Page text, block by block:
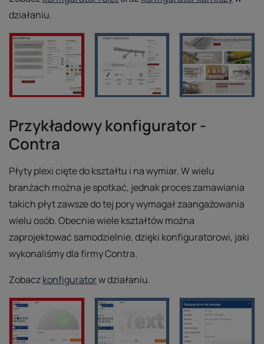
działaniu.
Przykładowy konfigurator -
Contra
Płyty plexi cięte do kształtu i na wymiar. W wielu
branżach można je spotkać, jednak proces zamawiania
takich płyt zawsze do tej pory wymagał zaangażowania
wielu osób. Obecnie wiele kształtów można
zaprojektować samodzielnie, dzięki konfiguratorowi, jaki
wykonaliśmy dla firmy Contra.
Zobaczkonfiguratorw działaniu.